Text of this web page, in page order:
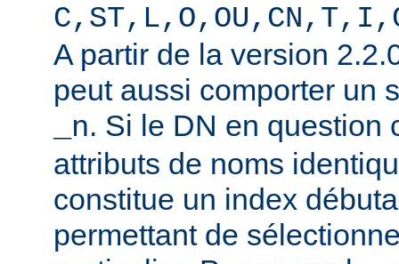
A partir de la version
peut aussi comporter un
_n. Si le DN en question
attributs de noms
constitue un index
permettant de